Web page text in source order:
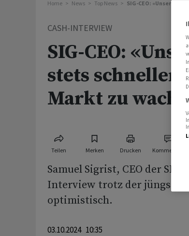
Home News Top News SIG-CEO: «Unser Ziel
CASH-INTERVIEW
SIG-CEO:
stets schneller
Markt zu
Teilen Merken Drucken Kommentare
Samuel Sigrist, CEO der SIG
Interview trotz der jüngsten
optimistisch.
03.10.2024 10:35